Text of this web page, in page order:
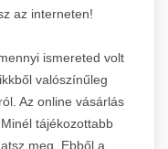
az interneten!
ismereted volt
valószínűleg
Az online vásárlás
tájékozottabb
meg. Ebből a